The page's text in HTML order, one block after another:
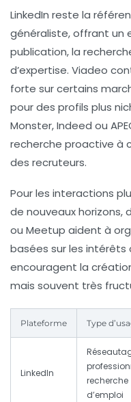
LinkedIn reste la
généraliste, offrant un
publication, la
d’expertise. Viadeo
forte sur certains
pour des profils plus
Monster, Indeed ou
recherche proactive à
des recruteurs.
Pour les interactions
de nouveaux horizons,
ou Meetup aident à
basées sur les
encouragent la
mais souvent très
Plateforme Type
LinkedIn
recherche
d’emploi